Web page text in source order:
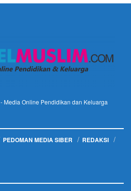
- Media Online Pendidikan dan Keluarga
PEDOMAN MEDIA SIBER
REDAKSI